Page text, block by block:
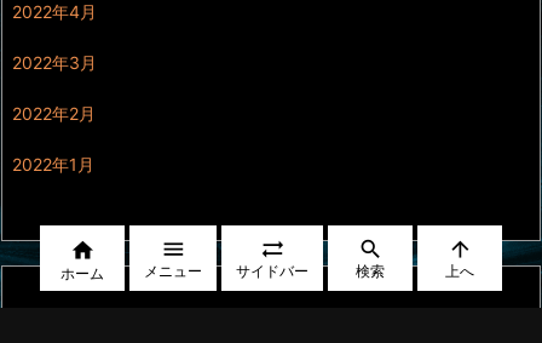
2022年4月
2022年3月
2022年2月
2022年1月

ホーム

メニュー

サイドバー

検索

上へ